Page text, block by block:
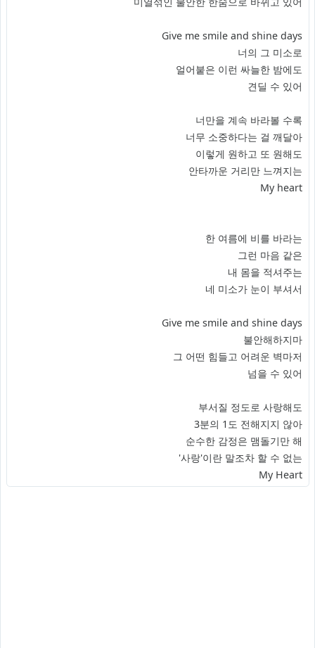
Give me smile and shine days
너의 그 미소로
얼어붙은 이런 싸늘한 밤에도
견딜 수 있어
너만을 계속 바라볼 수록
너무 소중하다는 걸 깨달아
이렇게 원하고 또 원해도
안타까운 거리만 느껴지는
My heart
한 여름에 비를 바라는
그런 마음 같은
내 몸을 적셔주는
네 미소가 눈이 부셔서
Give me smile and shine days
불안해하지마
그 어떤 힘들고 어려운 벽마저
넘을 수 있어
부서질 정도로 사랑해도
3분의 1도 전해지지 않아
순수한 감정은 맴돌기만 해
'사랑'이란 말조차 할 수 없는
My Heart